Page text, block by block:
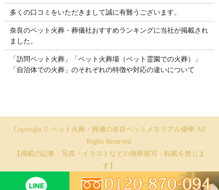
多くの口コミをいただきまして誠に有難うございます。
奈良のペット火葬・葬儀社おすすめランキングに当社が掲載され
ました。
「訪問ペット火葬」「ペット火葬場（ペット霊園での火葬）」
「自治体での火葬」のそれぞれの特徴や対応の違いについて
Copyright © ペット火葬・葬儀の奈良ペットメモリアル優華 All
Rights Reserved.
【掲載の記事・写真・イラストなどの無断複写・転載を禁じま
す】